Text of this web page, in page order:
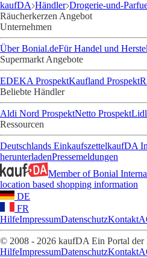
kaufDA Händler Drogerie-und-
Räucherkerzen Angebot
Unternehmen
Über Bonial.deFür Handel und
Supermarkt Angebote
EDEKA ProspektKaufland Prospekt
Beliebte Händler
Aldi Nord ProspektNetto ProspektLidl
Ressourcen
Deutschlands EinkaufszettelkaufDA
herunterladenPressemeldungen
Member of Bonial
location based shopping information
DE
FR
HilfeImpressumDatenschutzKontakt
© 2008 - 2026 kaufDA Ein Portal
HilfeImpressumDatenschutzKontakt